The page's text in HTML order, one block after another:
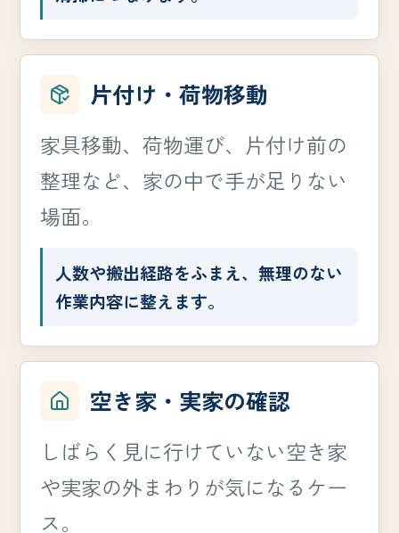
片付け・荷物移動
家具移動、荷物運び、片付け前の
整理など、家の中で手が足りない
場面。
人数や搬出経路をふまえ、無理のない
作業内容に整えます。
空き家・実家の確認
しばらく見に行けていない空き家
や実家の外まわりが気になるケー
ス。